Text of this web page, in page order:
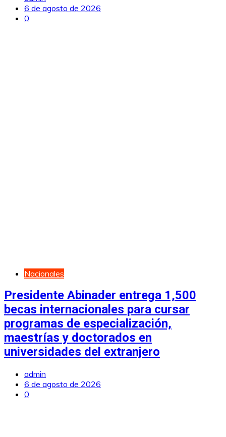
6 de agosto de 2026
0
Nacionales
Presidente Abinader entrega 1,500
becas internacionales para cursar
programas de especialización,
maestrías y doctorados en
universidades del extranjero
admin
6 de agosto de 2026
0